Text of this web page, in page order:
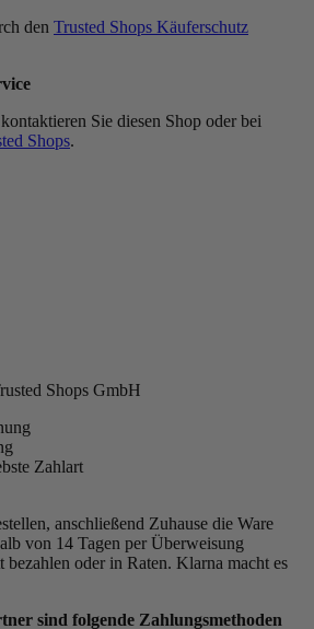
den Trusted Shops Käuferschutz
Sie diesen Shop oder bei
Shops.
Shops GmbH
Zahlart
anschließend Zuhause die Ware
von 14 Tagen per Überweisung
bezahlen oder in Raten. Klarna macht es
sind folgende Zahlungsmethoden